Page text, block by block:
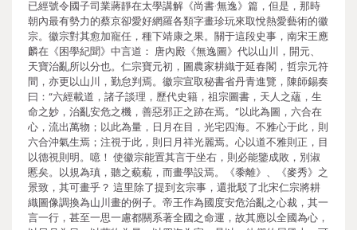
已經號令國子司業蔣靜在太學講解《尚書·無逸》篇，但是，那時
朝內最有勢力的蔡京卻愛好網羅各類字畫珍玩來取悅熱愛藝術的徽
宗。徽宗對其愈加寵任，種下靖康之果。關于這段史事，南宋王應
麟在《困學紀聞》中言道： 唐內殿《無逸圖》代以山川，開元、
天寶治亂所以分也。仁宗寶元初，圖農家耕織于延春閣，哲宗元符
間，亦更以山川，勤怠判焉。徽宗宣取秘書省丹青進覽，陳師錫奏
曰：“六經載道，諸子談理，歷代史籍，祖宗圖書，天人之蘊，生
命之妙，治亂安危之機，善惡邪正之跡在焉。”以此為圖，六合在
心，流出萬物；以此為量，日月在目，光宅四海。不雅心于此，則
六合沖氣生焉；注視于此，則日月祥光麗焉。心以道不雅則正，目
以德視則明。噫！ 使徽宗能置其言于坐右，則必能鑒成敗，別淑
慝矣。以規為瑱，聽之藐藐，而畫學設焉。《黍離》、《麥秀》之
景致，其可畫乎？ 這里除了提到玄宗事，還批駁了北宋仁宗將耕
織圖像調換為山川畫的例子。帝王作為國度安危治亂之心裁，其一
言一行，甚至一思一慮都關系著全國之命運，故其應以全國為心，